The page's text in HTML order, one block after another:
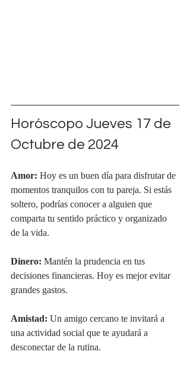
Horóscopo Jueves 17 de
Octubre de 2024
Amor: Hoy es un buen día para disfrutar de
momentos tranquilos con tu pareja. Si estás
soltero, podrías conocer a alguien que
comparta tu sentido práctico y organizado
de la vida.
Dinero: Mantén la prudencia en tus
decisiones financieras. Hoy es mejor evitar
grandes gastos.
Amistad: Un amigo cercano te invitará a
una actividad social que te ayudará a
desconectar de la rutina.